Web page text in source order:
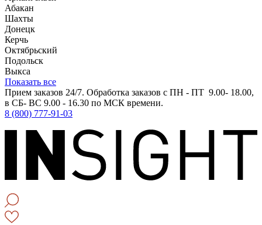
Абакан
Шахты
Донецк
Керчь
Октябрьский
Подольск
Выкса
Показать все
Прием заказов 24/7. Обработка заказов с ПН - ПТ 9.00- 18.00,
в СБ- ВС 9.00 - 16.30 по МСК времени.
8 (800) 777-91-03